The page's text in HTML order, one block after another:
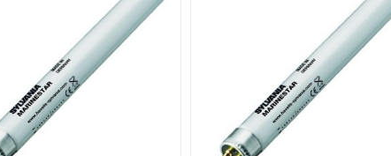
сайте справочная информация о товарах не является
помогут Вам в выборе оборудования и оформлении на
вид, технические характеристики и комплектацию без
T5 Sylvania FHO 54W/MARINESTAR G5 , у нас всегда одни из
цены, качества и ассортимента. Перечень товаров,
повышенным спросом, так и то, что в других магазинах